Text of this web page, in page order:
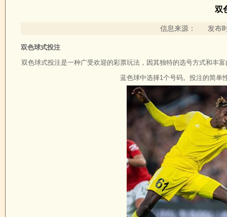
双
信息来源： 发布
双色球式投注
双色球式投注是一种广受欢迎的彩票玩法，因其独特的选号方式和丰
蓝色球中选择1个号码。投注的简单